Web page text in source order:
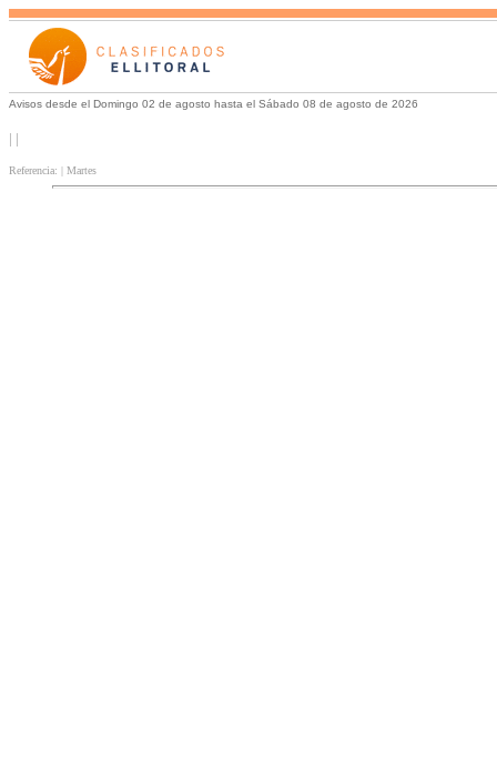
Avisos desde el Domingo 02 de agosto hasta el Sábado 08 de agosto de 2026
| |
Referencia: | Martes